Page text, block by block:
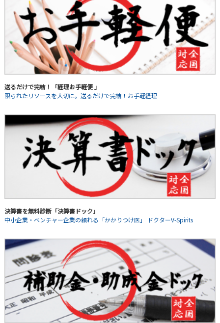
送るだけで完結！「経理お手軽便 」
限られたリソースを大切に。送るだけで完結！お手軽経理
決算書を無料診断「決算書ドック」
中小企業・ベンチャー企業の頼れる「かかりつけ医」 ドクターV-Spirits